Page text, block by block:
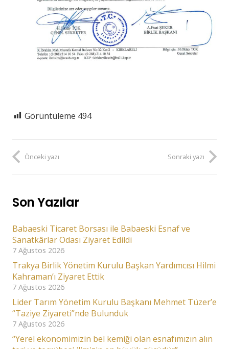
Görüntüleme 494
Önceki yazı Sonraki yazı
Son Yazılar
Babaeski Ticaret Borsası ile Babaeski Esnaf ve
Sanatkârlar Odası Ziyaret Edildi
7 Ağustos 2026
Trakya Birlik Yönetim Kurulu Başkan Yardımcısı Hilmi
Kahraman’ı Ziyaret Ettik
7 Ağustos 2026
Lider Tarım Yönetim Kurulu Başkanı Mehmet Tüzer’e
“Taziye Ziyareti”nde Bulunduk
7 Ağustos 2026
“Yerel ekonomimizin bel kemiği olan esnafımızın alın